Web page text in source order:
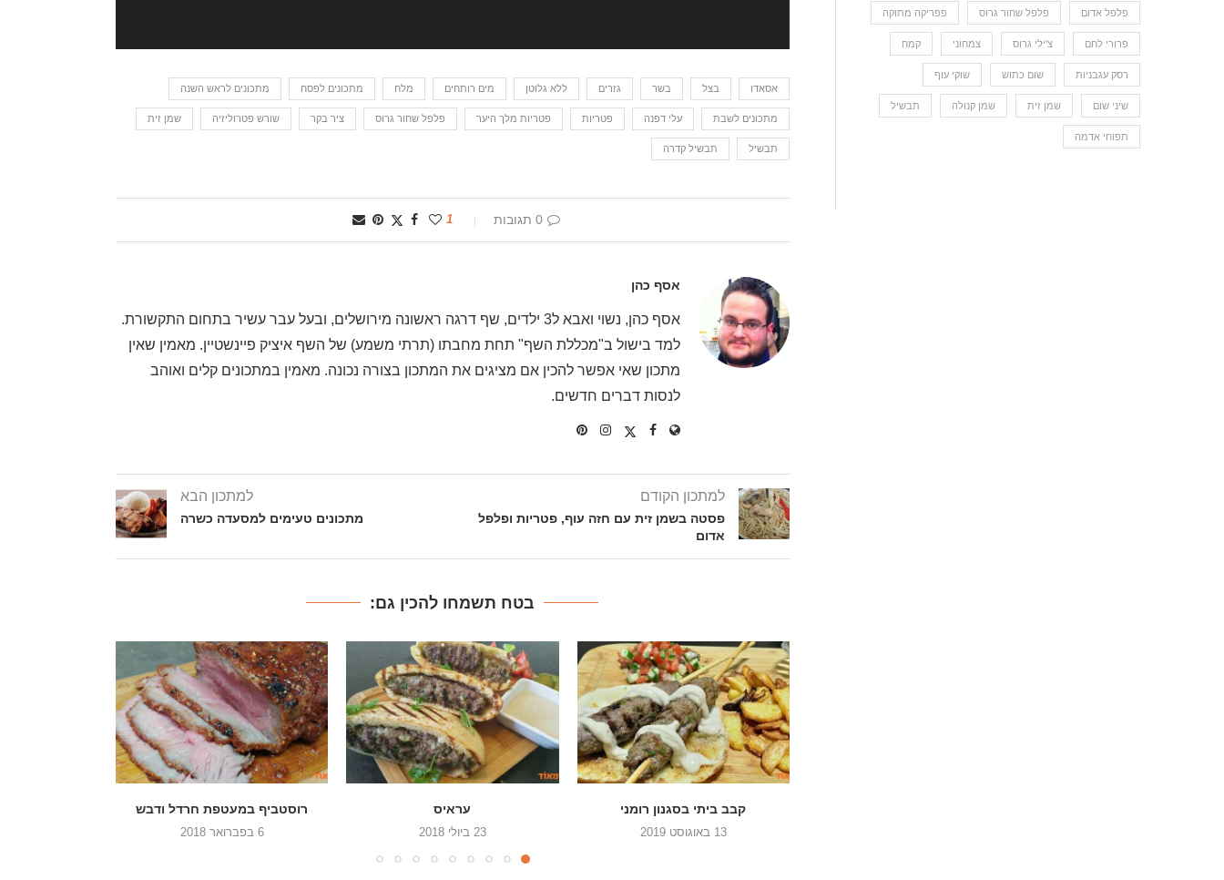
אסאדו בצל בשר גזרים ללא גלוטן מים רותחים מלח מתכונים לפסח מתכונים לראש השנה
מתכונים לשבת עלי דפנה פטריות פטריות מלך היער פלפל שחור גרוס ציר בקר שורש פטרוליזיה שמן זית
תבשיל תבשיל קדרה
0 תגובות 1
אסף כהן
אסף כהן, נשוי ואבא ל3 ילדים, שף דרגה ראשונה מירושלים, ובעל עבר עשיר בתחום התקשורת.
למד בישול ב"מכללת השף" תחת מחבתו (תרתי משמע) של השף איציק פיינשטיין. מאמין שאין
מתכון שאי אפשר להכין אם מציגים את המתכון בצורה נכונה. מאמין במתכונים קלים ואוהב
לנסות דברים חדשים.
למתכון הקודם
פסטה בשמן זית עם חזה עוף, פטריות ופלפל
אדום
למתכון הבא
מתכונים טעימים למסעדה כשרה
בטח תשמחו להכין גם:
עראיס
23 ביולי 2018
רוסטביף במעטפת חרדל ודבש עוף עם גזר ופטריות בתנור
26 בדצמבר 2017
פלפל אדום פלפל שחור גרוס פפריקה מתוקה
פרורי לחם צ'ילי גרוס צמחוני קמח
רסק עגבניות שום כתוש שוקי עוף
שיני שום שמן זית שמן קנולה תבשיל
תפוחי אדמה